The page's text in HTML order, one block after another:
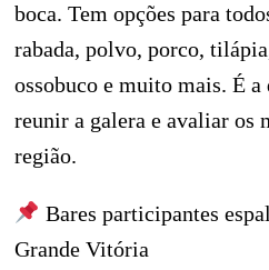
boca. Tem opções para
rabada, polvo, porco,
ossobuco e muito mais. É
reunir a galera e avaliar os
região.
Bares participantes
Grande Vitória